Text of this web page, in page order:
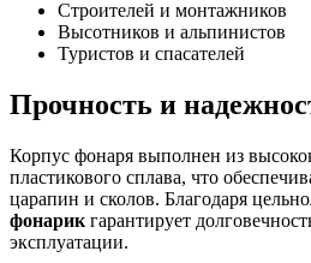
Строителей и монтажников
Высотников и альпинистов
Туристов и спасателей
Прочность и
Корпус фонаря выполнен из
пластикового сплава, что
царапин и сколов. Благодаря
фонарик гарантирует
эксплуатации.